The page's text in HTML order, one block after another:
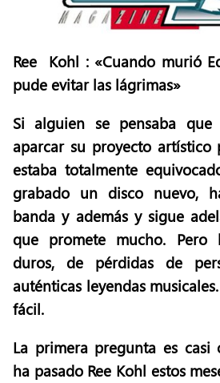
Ree Kohl : «Cuando murió
pude evitar las lágrimas»
Si alguien se pensaba
aparcar su proyecto artístico
estaba totalmente
grabado un disco nuevo,
banda y además y sigue
que promete mucho. Pero
duros, de pérdidas de
auténticas leyendas
fácil.
La primera pregunta es casi
ha pasado Ree Kohl estos